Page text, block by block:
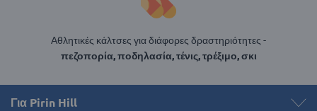
Αθλητικές κάλτσες για διάφορες δραστηριότητες -
πεζοπορία, ποδηλασία, τένις, τρέξιμο, σκι
Για Pirin Hill